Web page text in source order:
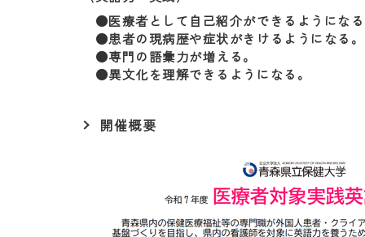
●医療者として自己紹介ができるようにな
●患者の現病歴や症状がきけるようになる。
●専門の語彙力が増える。
●異文化を理解できるようになる。
開催概要